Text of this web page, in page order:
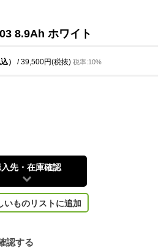
8.9Ah ホワイト
） / 39,500円(税抜) 税率:10%
入先・在庫確認
いものリストに追加
認する